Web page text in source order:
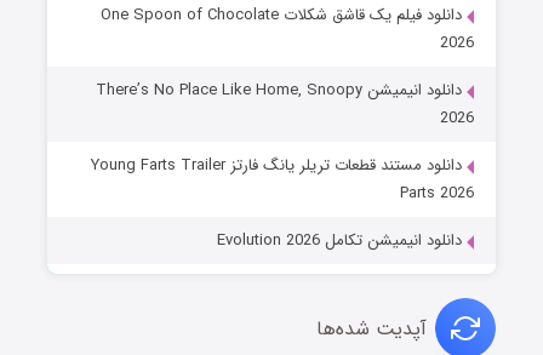
دانلود فیلم یک قاشق شکلات One Spoon of Chocolate
2026
دانلود انیمیشن There’s No Place Like Home, Snoopy
2026
دانلود مستند قطعات تریلر یانگ فارتز Young Farts Trailer
Parts 2026
دانلود انیمیشن تکامل Evolution 2026
آپدیت شده‌ها